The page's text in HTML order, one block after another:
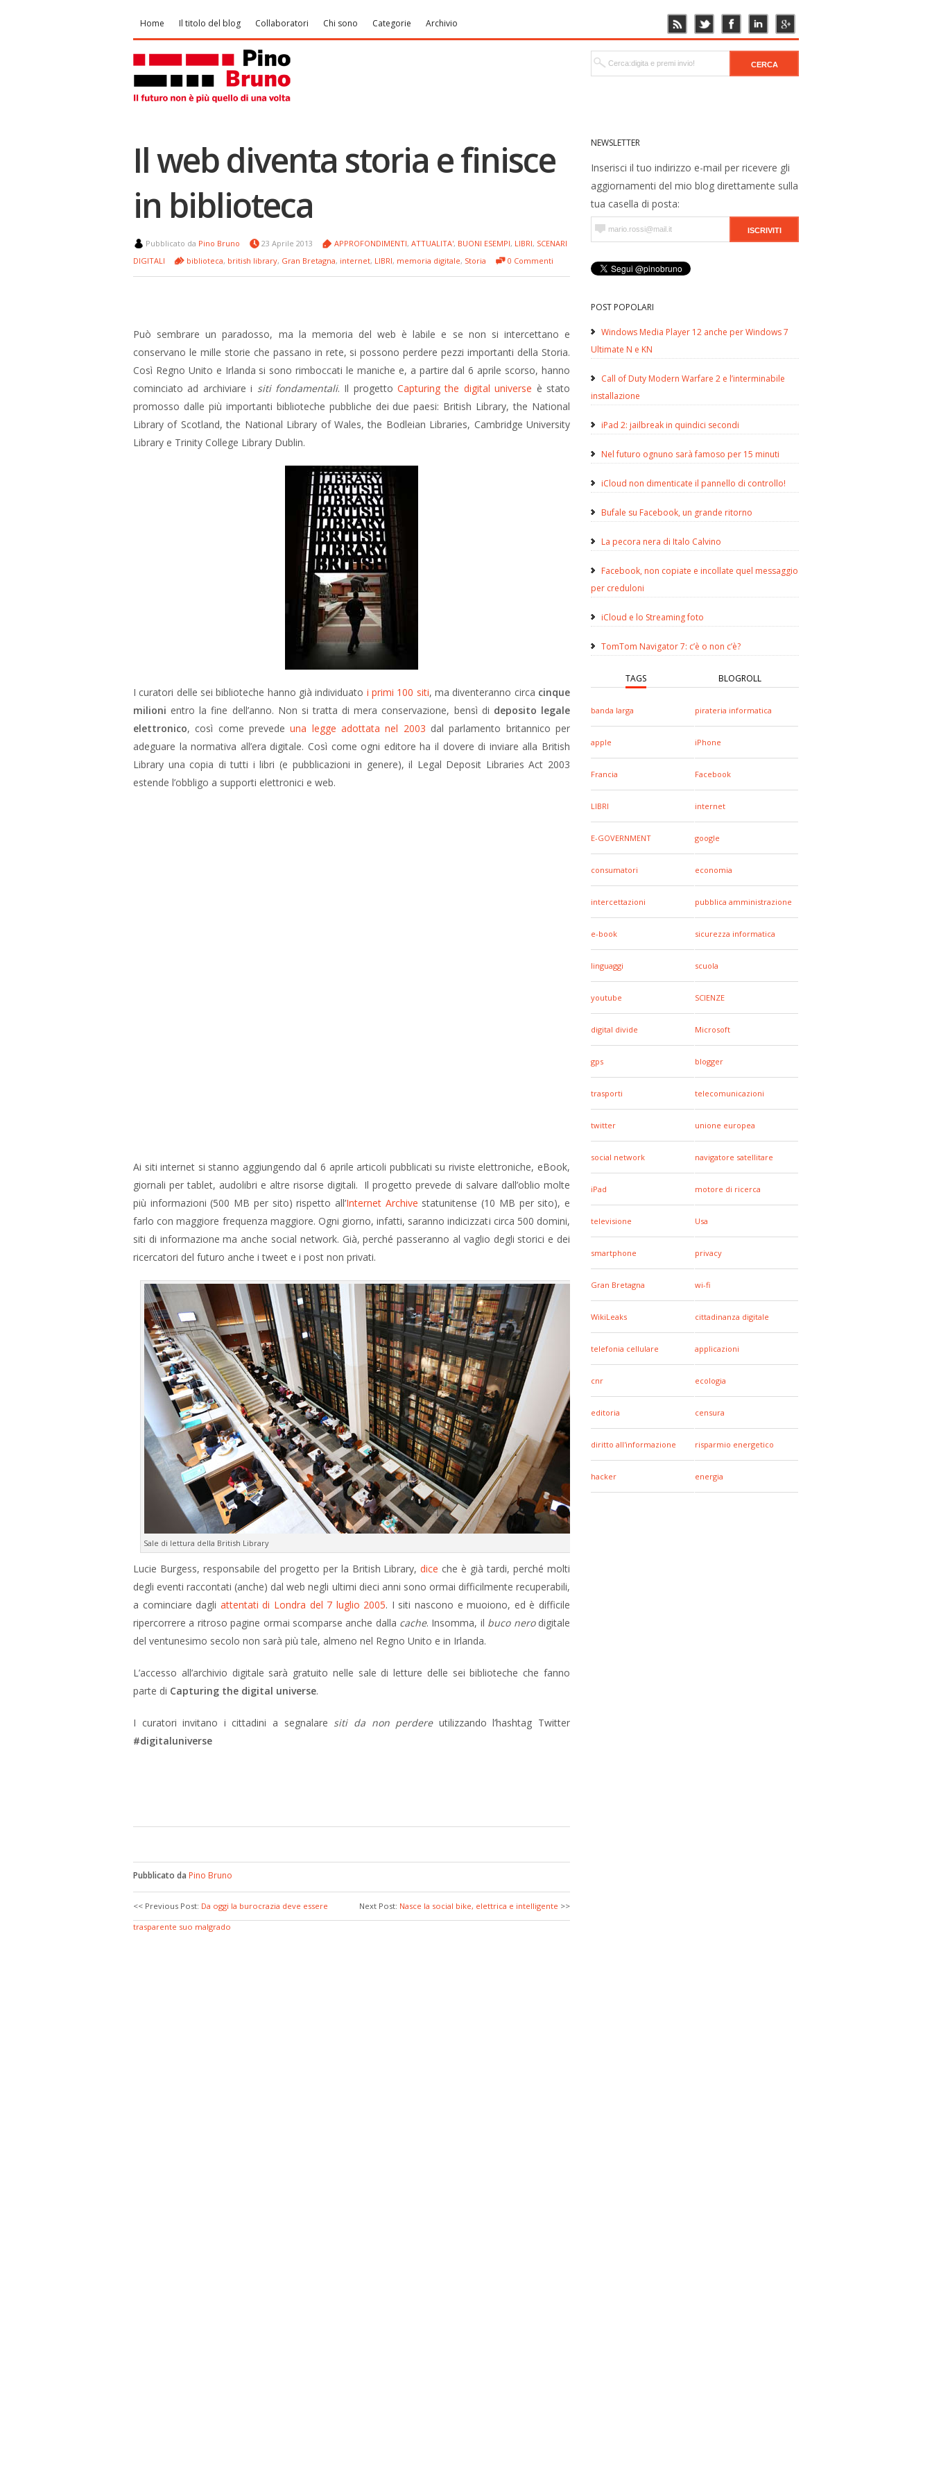
Home Il titolo del blog Collaboratori Chi sono Categorie Archivio
NEWSLETTER
Inserisci il tuo indirizzo e-mail per ricevere gli
aggiornamenti del mio blog direttamente sulla
tua casella di posta:
POST POPOLARI
Windows Media Player 12 anche per Windows 7
Ultimate N e KN
Call of Duty Modern Warfare 2 e l’interminabile
installazione
iPad 2: jailbreak in quindici secondi
Nel futuro ognuno sarà famoso per 15 minuti
iCloud non dimenticate il pannello di controllo!
Bufale su Facebook, un grande ritorno
La pecora nera di Italo Calvino
Facebook, non copiate e incollate quel messaggio
per creduloni
iCloud e lo Streaming foto
TomTom Navigator 7: c’è o non c’è?
TAGS BLOGROLL
banda larga pirateria informatica
apple iPhone
Francia Facebook
LIBRI internet
E-GOVERNMENT google
consumatori economia
intercettazioni pubblica amministrazione
e-book sicurezza informatica
linguaggi scuola
youtube SCIENZE
digital divide Microsoft
gps blogger
trasporti telecomunicazioni
twitter unione europea
social network navigatore satellitare
iPad motore di ricerca
televisione Usa
smartphone privacy
Gran Bretagna wi-fi
WikiLeaks cittadinanza digitale
telefonia cellulare applicazioni
cnr ecologia
editoria censura
diritto all'informazione risparmio energetico
hacker energia
Il web diventa storia e finisce
in biblioteca
Pubblicato da Pino Bruno 23 Aprile 2013 APPROFONDIMENTI, ATTUALITA', BUONI ESEMPI, LIBRI, SCENARI
DIGITALI
biblioteca, british library, Gran Bretagna, internet, LIBRI, memoria digitale, Storia 0 Commenti
Può sembrare un paradosso, ma la memoria del web è labile e se non si intercettano e
conservano le mille storie che passano in rete, si possono perdere pezzi importanti della Storia.
Così Regno Unito e Irlanda si sono rimboccati le maniche e, a partire dal 6 aprile scorso, hanno
cominciato ad archiviare i siti fondamentali. Il progettoCapturing the digital universe è stato
promosso dalle più importanti biblioteche pubbliche dei due paesi: British Library, the National
Library of Scotland, the National Library of Wales, the Bodleian Libraries, Cambridge University
Library e Trinity College Library Dublin.
I curatori delle sei biblioteche hanno già individuato i primi 100 siti, ma diventeranno circa cinque
milioni entro la fine dell’anno. Non si tratta di mera conservazione, bensì di deposito legale
elettronico, così come prevedeuna legge adottata nel 2003 dal parlamento britannico per
adeguare la normativa all’era digitale. Così come ogni editore ha il dovere di inviare alla British
Library una copia di tutti i libri (e pubblicazioni in genere), il Legal Deposit Libraries Act 2003
estende l’obbligo a supporti elettronici e web.
Ai siti internet si stanno aggiungendo dal 6 aprile articoli pubblicati su riviste elettroniche, eBook,
giornali per tablet, audolibri e altre risorse digitali. Il progetto prevede di salvare dall’oblio molte
più informazioni (500 MB per sito) rispetto all’Internet Archive statunitense (10 MB per sito), e
farlo con maggiore frequenza maggiore. Ogni giorno, infatti, saranno indicizzati circa 500 domini,
siti di informazione ma anche social network. Già, perché passeranno al vaglio degli storici e dei
ricercatori del futuro anche i tweet e i post non privati.
Sale di lettura della British Library
Lucie Burgess, responsabile del progetto per la British Library,dice che è già tardi, perché molti
degli eventi raccontati (anche) dal web negli ultimi dieci anni sono ormai difficilmente recuperabili,
a cominciare dagli attentati di Londra del 7 luglio 2005. I siti nascono e muoiono, ed è difficile
ripercorrere a ritroso pagine ormai scomparse anche dalla cache. Insomma, il buco nerodigitale
del ventunesimo secolo non sarà più tale, almeno nel Regno Unito e in Irlanda.
L’accesso all’archivio digitale sarà gratuito nelle sale di letture delle sei biblioteche che fanno
parte di Capturing the digital universe.
I curatori invitano i cittadini a segnalare siti da non perdereutilizzando l’hashtag Twitter
#digitaluniverse
Pubblicato da Pino Bruno
Next Post: Nasce la social bike, elettrica e intelligente >>
<< Previous Post: Da oggi la burocrazia deve essere
trasparente suo malgrado